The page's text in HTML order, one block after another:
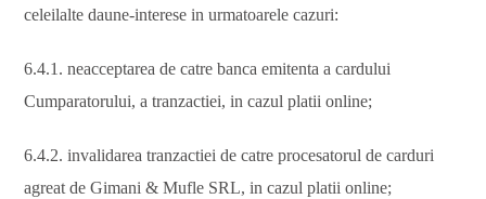
celeilalte daune-interese in urmatoarele cazuri:
6.4.1. neacceptarea de catre banca emitenta a cardului
Cumparatorului, a tranzactiei, in cazul platii online;
6.4.2. invalidarea tranzactiei de catre procesatorul de carduri
agreat de Gimani & Mufle SRL, in cazul platii online;